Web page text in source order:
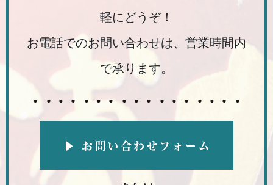
軽にどうぞ！
お電話でのお問い合わせは、営業時間内
で承ります。